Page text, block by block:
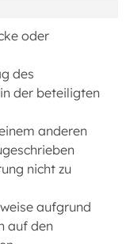
oder
des
der beteiligten
anderen
nicht zu
aufgrund
auf den